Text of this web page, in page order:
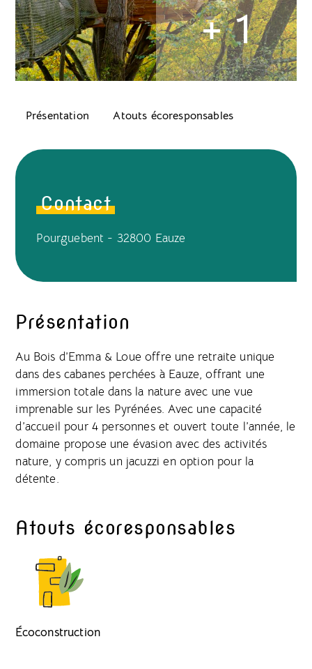
+ 1
Présentation Atouts écoresponsables
Présentation
Au Bois d’Emma & Loue offre une retraite unique
dans des cabanes perchées à Eauze, offrant une
immersion totale dans la nature avec une vue
imprenable sur les Pyrénées. Avec une capacité
d’accueil pour 4 personnes et ouvert toute l’année, le
domaine propose une évasion avec des activités
nature, y compris un jacuzzi en option pour la
détente.
Atouts écoresponsables
Écoconstruction
Contact
Pourguebent - 32800 Eauze